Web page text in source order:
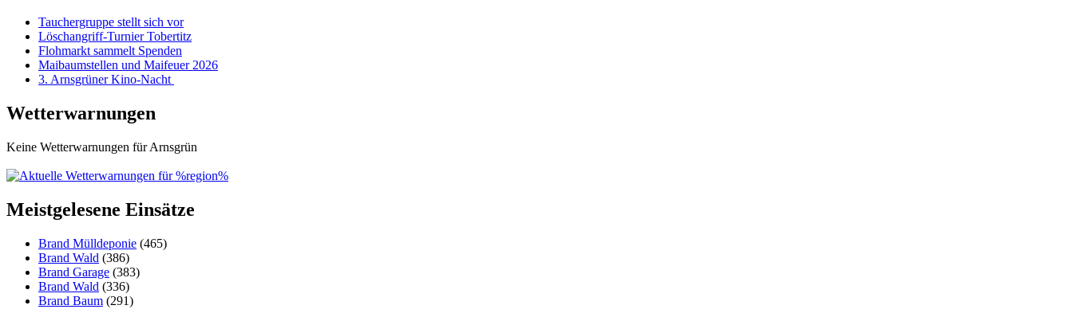
Tauchergruppe stellt sich vor
Löschangriff-Turnier Tobertitz
Flohmarkt sammelt Spenden
Maibaumstellen und Maifeuer 2026
3. Arnsgrüner Kino-Nacht
Wetterwarnungen
Keine Wetterwarnungen für Arnsgrün
Meistgelesene Einsätze
Brand Mülldeponie (465)
Brand Wald (386)
Brand Garage (383)
Brand Wald (336)
Brand Baum (291)